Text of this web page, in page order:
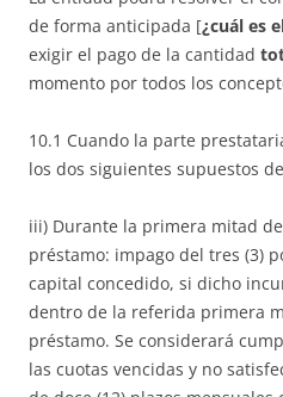
de forma anticipada [¿cuál es
exigir el pago de la cantidad
momento por todos los
10.1 Cuando la parte
los dos siguientes supuestos
iii) Durante la primera mitad
préstamo: impago del tres (3)
capital concedido, si dicho
dentro de la referida primera
préstamo. Se considerará
las cuotas vencidas y no